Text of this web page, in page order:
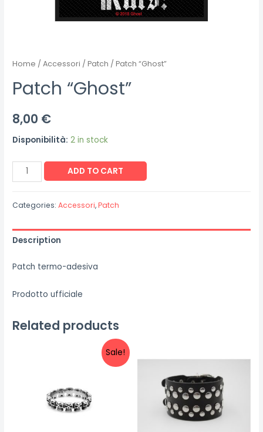
Home /Accessori /Patch / Patch “Ghost”
Patch “Ghost”
8,00 €
Disponibilità: 2 in stock
Patch
"Ghost"
ADD TO CART
Categories:Accessori,Patch
Description
Patch termo-adesiva
Prodotto ufficiale
Related products
Sale!